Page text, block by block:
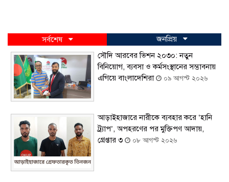
সর্বশেষ
জনপ্রিয়
সৌদি আরবের ভিশন ২০৩০: নতুন
বিনিয়োগ, ব্যবসা ও কর্মসংস্থানের সম্ভাবনায়
এগিয়ে বাংলাদেশিরা
০৯ আগস্ট ২০২৬
আড়াইহাজারে নারীকে ব্যবহার করে ‘হানি
ট্র্যাপ’, অপহরণের পর মুক্তিপণ আদায়,
গ্রেপ্তার ৩
০৮ আগস্ট ২০২৬